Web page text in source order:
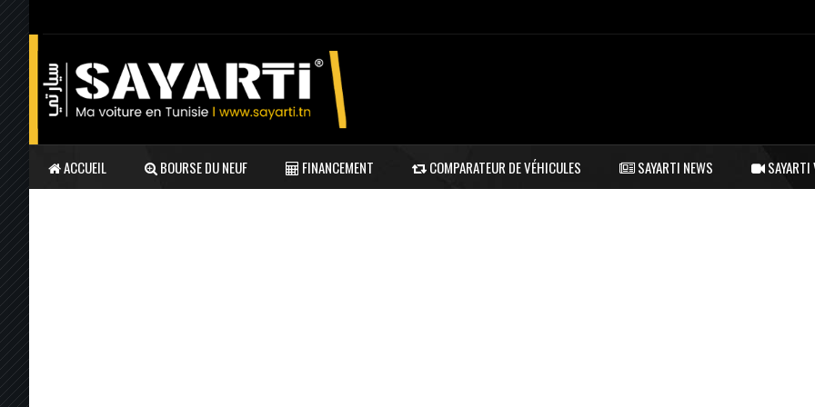
ACCUEIL BOURSE DU NEUF FINANCEMENT COMPARATEUR DE VÉHICULES SAYARTI NEWS